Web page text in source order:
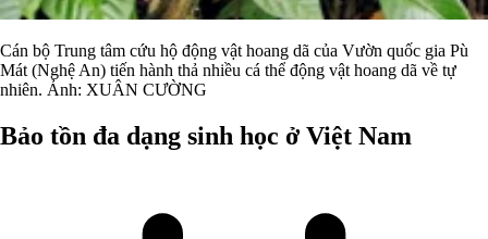
Cán bộ Trung tâm cứu hộ động vật hoang dã của Vườn quốc gia Pù
Mát (Nghệ An) tiến hành thả nhiều cá thể động vật hoang dã về tự
nhiên. Ảnh: XUÂN CƯỜNG
Bảo tồn đa dạng sinh học ở Việt Nam